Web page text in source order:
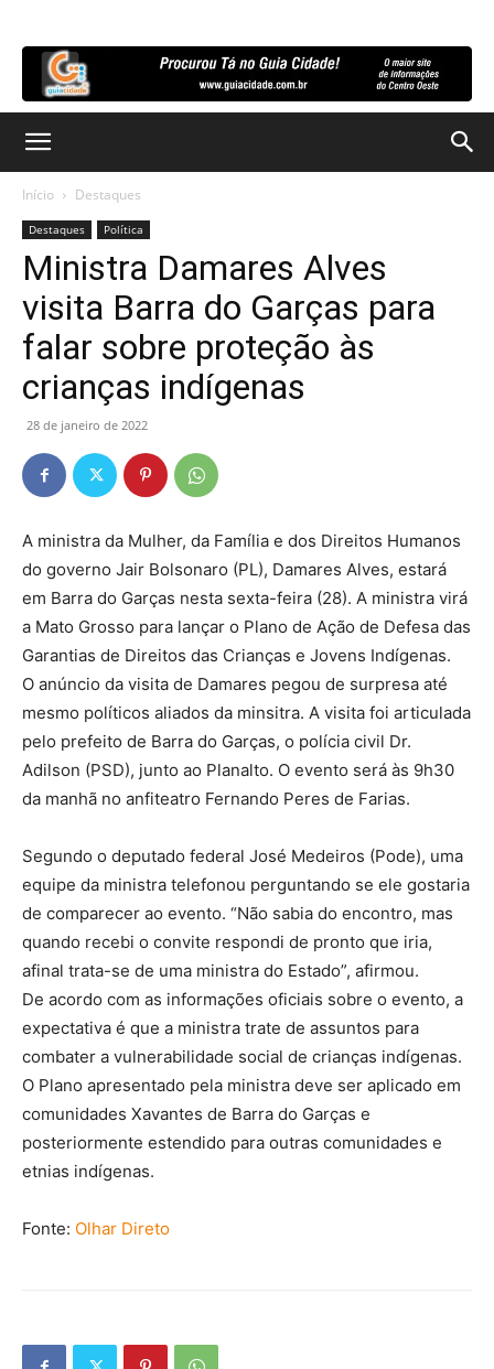
Início Destaques
Destaques Política
Ministra Damares Alves
visita Barra do Garças para
falar sobre proteção às
crianças indígenas
28 de janeiro de 2022
A ministra da Mulher, da Família e dos Direitos Humanos
do governo Jair Bolsonaro (PL), Damares Alves, estará
em Barra do Garças nesta sexta-feira (28). A ministra virá
a Mato Grosso para lançar o Plano de Ação de Defesa das
Garantias de Direitos das Crianças e Jovens Indígenas.
O anúncio da visita de Damares pegou de surpresa até
mesmo políticos aliados da minsitra. A visita foi articulada
pelo prefeito de Barra do Garças, o polícia civil Dr.
Adilson (PSD), junto ao Planalto. O evento será às 9h30
da manhã no anfiteatro Fernando Peres de Farias.
Segundo o deputado federal José Medeiros (Pode), uma
equipe da ministra telefonou perguntando se ele gostaria
de comparecer ao evento. “Não sabia do encontro, mas
quando recebi o convite respondi de pronto que iria,
afinal trata-se de uma ministra do Estado”, afirmou.
De acordo com as informações oficiais sobre o evento, a
expectativa é que a ministra trate de assuntos para
combater a vulnerabilidade social de crianças indígenas.
O Plano apresentado pela ministra deve ser aplicado em
comunidades Xavantes de Barra do Garças e
posteriormente estendido para outras comunidades e
etnias indígenas.
Fonte: Olhar Direto